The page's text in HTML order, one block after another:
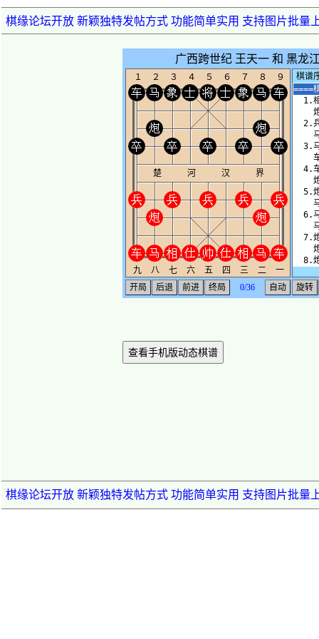
棋缘论坛开放 新颖独特发帖方式 功能简单实用 支持图片批量
查看手机版动态棋谱
棋缘论坛开放 新颖独特发帖方式 功能简单实用 支持图片批量